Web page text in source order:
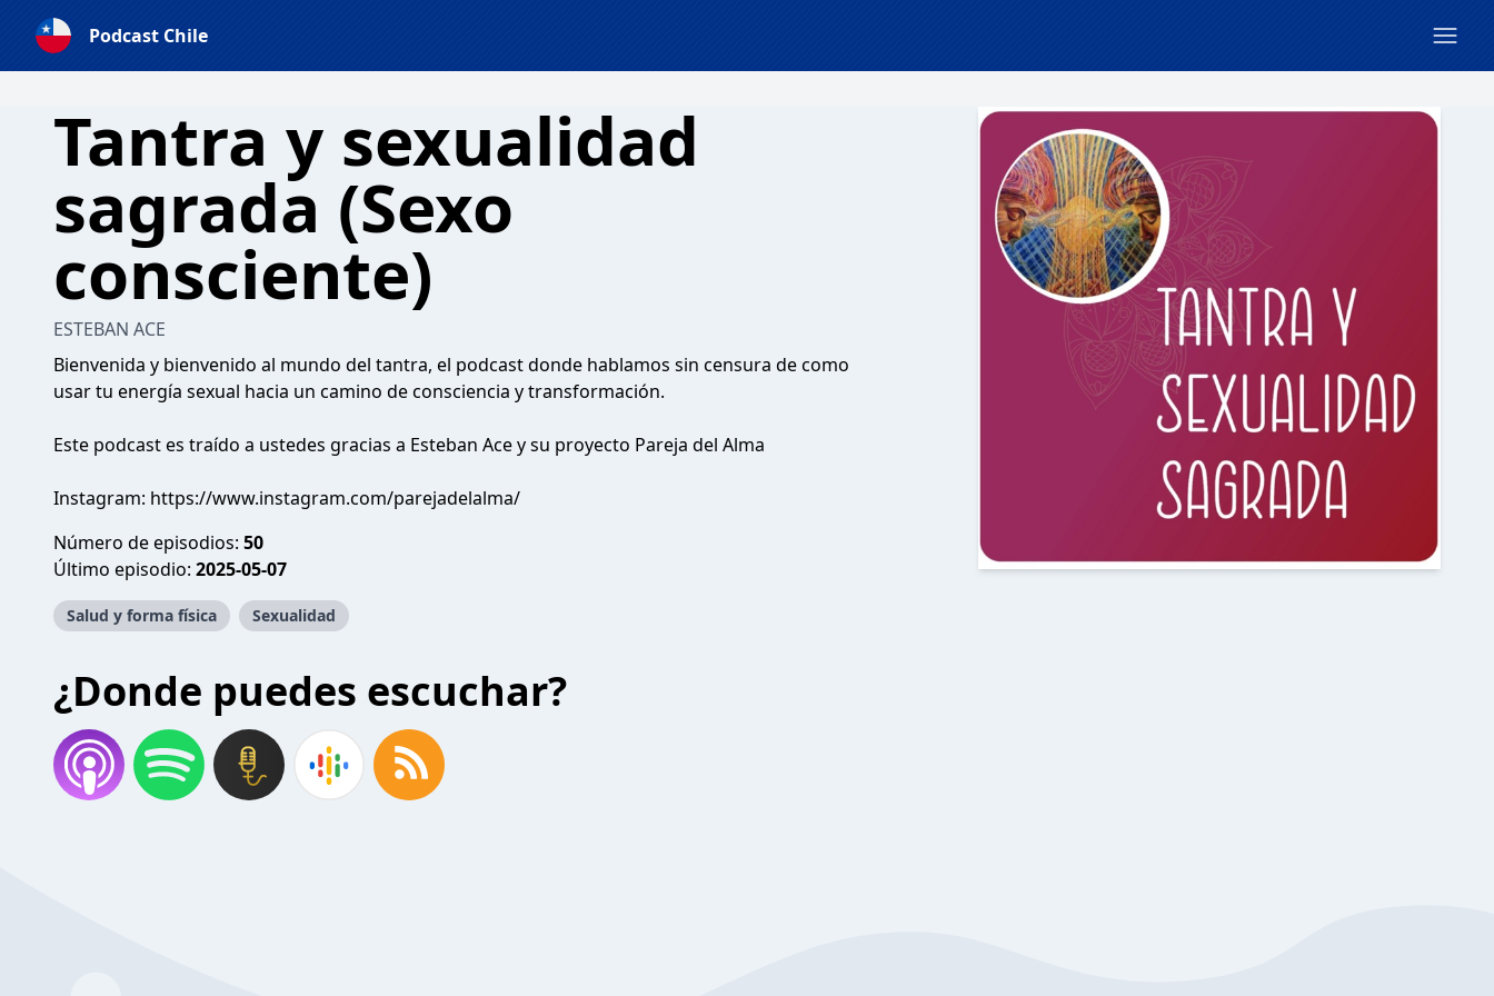
Podcast Chile
Tantra y sexualidad
sagrada (Sexo
consciente)
ESTEBAN ACE
Bienvenida y bienvenido al mundo del tantra, el podcast donde hablamos sin censura de como
usar tu energía sexual hacia un camino de consciencia y transformación.
Este podcast es traído a ustedes gracias a Esteban Ace y su proyecto Pareja del Alma
Instagram: https://www.instagram.com/parejadelalma/
Número de episodios: 50
Último episodio: 2025-05-07
Salud y forma física Sexualidad
¿Donde puedes escuchar?